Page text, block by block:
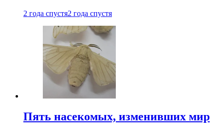
2 года спустя2 года спустя
Пять насекомых, изменивших мир